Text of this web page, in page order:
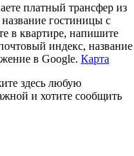
платный трансфер из
гостиницы с
в квартире, напишите
индекс, название
в Google. Карта
здесь любую
и хотите сообщить